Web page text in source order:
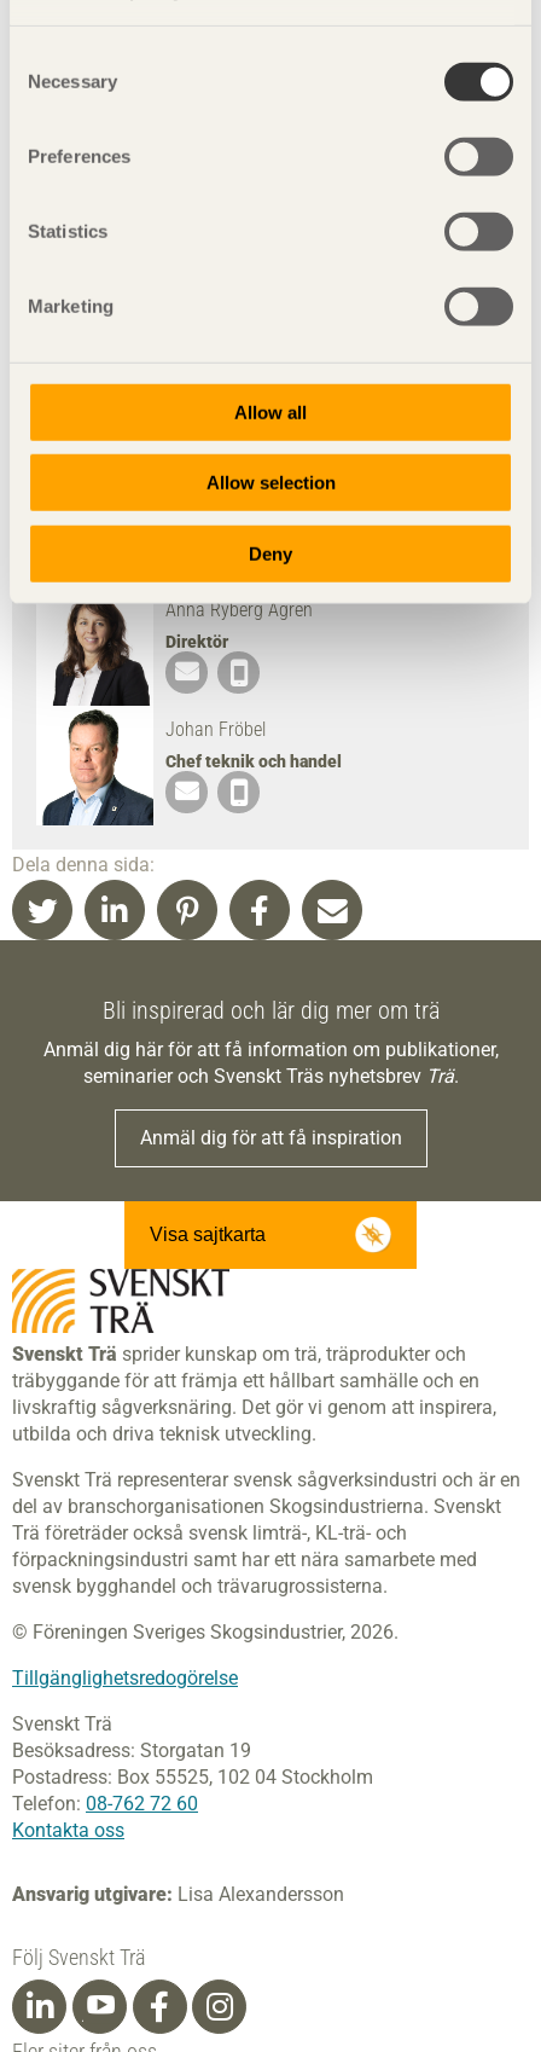
Selection
Necessary
Preferences
Statistics
Marketing
Allow all
Allow selection
Deny
svenskt trä
Anna Ryberg Ågren
Direktör
Johan Fröbel
Chef teknik och handel
Dela denna sida:
Bli inspirerad och lär dig mer om trä
Anmäl dig här för att få information om publikationer,
seminarier och Svenskt Träs nyhetsbrev Trä.
Anmäl dig för att få inspiration
Visa sajtkarta
Svenskt Trä sprider kunskap om trä, träprodukter och
träbyggande för att främja ett hållbart samhälle och en
livskraftig sågverksnäring. Det gör vi genom att inspirera,
utbilda och driva teknisk utveckling.
Svenskt Trä representerar svensk sågverksindustri och är en
del av branschorganisationen Skogsindustrierna. Svenskt
Trä företräder också svensk limträ-, KL-trä- och
förpackningsindustri samt har ett nära samarbete med
svensk bygghandel och trävarugrossisterna.
© Föreningen Sveriges Skogsindustrier, 2026.
Tillgänglighetsredogörelse
Svenskt Trä
Besöksadress: Storgatan 19
Postadress: Box 55525, 102 04 Stockholm
Telefon: 08-762 72 60
Kontakta oss
Ansvarig utgivare: Lisa Alexandersson
Följ Svenskt Trä